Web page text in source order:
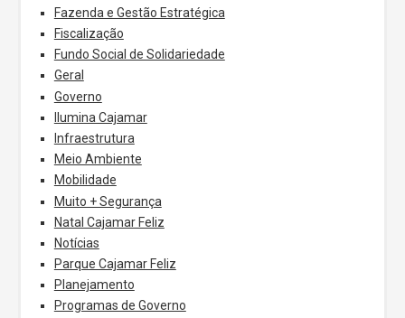
Fazenda e Gestão Estratégica
Fiscalização
Fundo Social de Solidariedade
Geral
Governo
Ilumina Cajamar
Infraestrutura
Meio Ambiente
Mobilidade
Muito + Segurança
Natal Cajamar Feliz
Notícias
Parque Cajamar Feliz
Planejamento
Programas de Governo